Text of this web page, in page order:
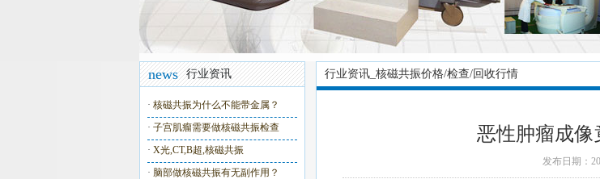
news 行业资讯
· 核磁共振为什么不能带金属？
· 子宫肌瘤需要做核磁共振检查
· X光,CT,B超,核磁共振
· 脑部做核磁共振有无副作用？
行业资讯_核磁共振价格/检查/回收行情
恶性肿瘤成像
发布日期：